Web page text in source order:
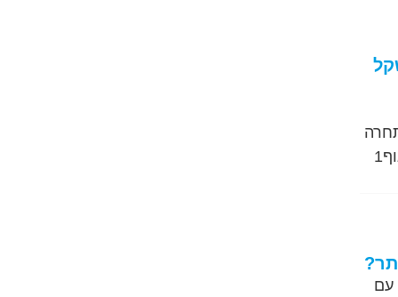
בהרמות כוח. את הפתרון הוא מצא באימונים עם נתנאל שטרן – מאמן כושר אישי בגוף1
עם